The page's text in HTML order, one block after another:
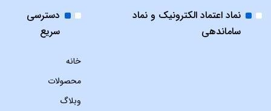
نماد اعتماد الکترونیک و نماد
ساماندهی
دسترسی
سریع
خانه
محصولات
وبلاگ